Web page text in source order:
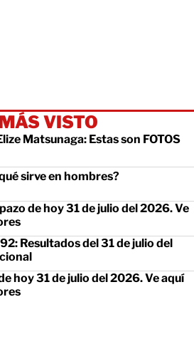
VISTO
Matsunaga: Estas son FOTOS
sirve en hombres?
de hoy 31 de julio del 2026. Ve
Resultados del 31 de julio del
hoy 31 de julio del 2026. Ve aquí